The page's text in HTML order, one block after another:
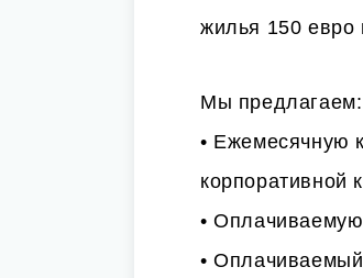
жилья 150 евро
Мы предлагаем:
• Ежемесячную
корпоративной
•
•